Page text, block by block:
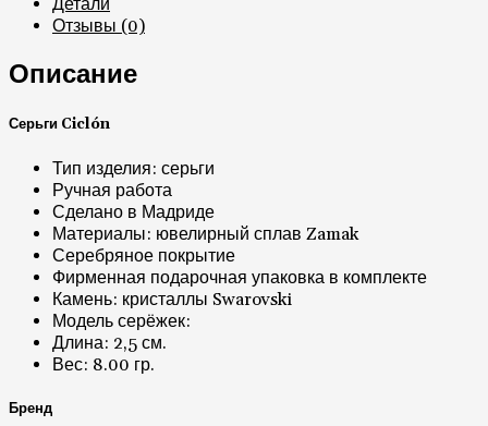
Серьги Ciclón
Тип изделия: серьги
Сделано в Мадриде
Серебряное покрытие
Фирменная подарочная упаковка в комплекте
Камень: кристаллы Swarovski
Модель серёжек:
Длина: 2,5 см.
Вес: 8.00 гр.
Бренд
Ciclon – небольшая семейная мастерская/фабрика по
году и отличается великолепным качеством серебряного